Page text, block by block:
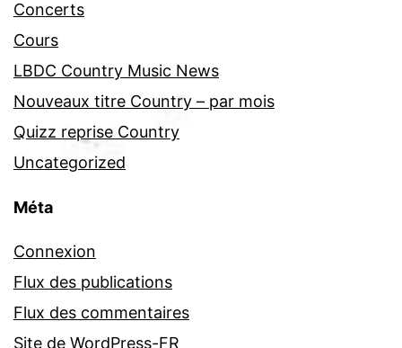
Concerts
Cours
LBDC Country Music News
Nouveaux titre Country – par mois
Quizz reprise Country
Uncategorized
Méta
Connexion
Flux des publications
Flux des commentaires
Site de WordPress-FR